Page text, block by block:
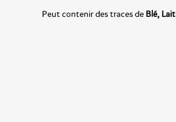
Peut contenir des traces de Blé, Lait